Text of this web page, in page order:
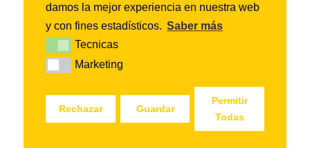
damos la mejor experiencia en nuestra web
y con fines estadísticos. Saber más
TecnicasTecnicas
MarketingMarketing
Rechazar Guardar
Permitir
Todas